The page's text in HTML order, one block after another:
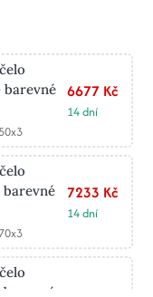
barevné
6677 Kč
14 dní
barevné
7233 Kč
14 dní
barevné